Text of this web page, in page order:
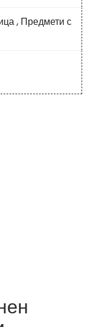
, Предмети с